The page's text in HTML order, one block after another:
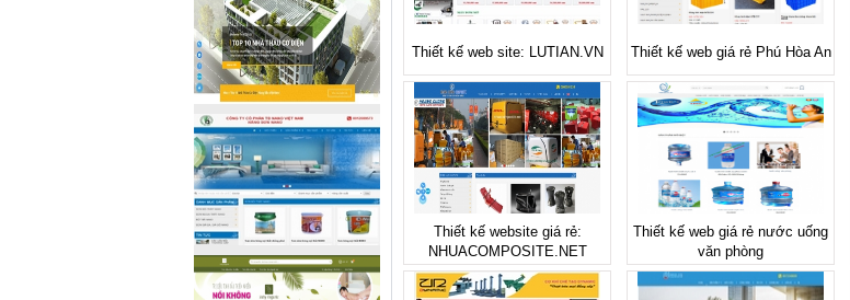
Thiết kế web site: LUTIAN.VN Thiết kế web giá rẻ Phú Hòa An
Thiết kế website giá rẻ:
NHUACOMPOSITE.NET
Thiết kế web giá rẻ nước uống
văn phòng